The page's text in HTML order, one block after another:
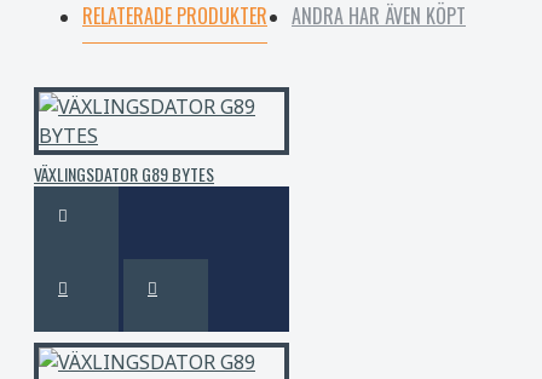
RELATERADE PRODUKTER ANDRA HAR ÄVEN KÖPT
VÄXLINGSDATOR G89 BYTES